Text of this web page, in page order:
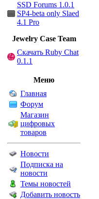
SSD Forums 1.0.1
SP4-beta only Slaed
4.1 Pro
Jewelry Сase Team
Скачать Ruby Chat
0.1.1
Меню
Главная
Форум
Магазин
цифровых
товаров
Новости
Подписка на
новости
Темы новостей
Добавить новость